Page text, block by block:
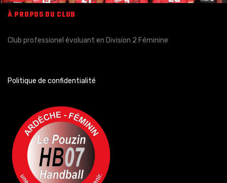
À PROPOS DU CLUB
Club professionel évoluant en Division 2 Féminine
Politique de confidentialité